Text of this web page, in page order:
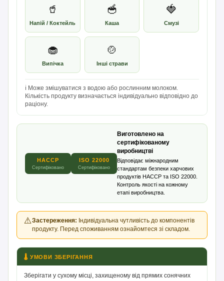
🥤
Напій / Коктейль
🥣
Каша
🍓
Смузі
🧁
Випічка
🍲
Інші страви
ℹ️ Може змішуватися з водою або рослинним молоком.
Кількість продукту визначається індивідуально відповідно до
раціону.
HACCP
Сертифіковано
ISO 22000
Сертифіковано
Виготовлено на
сертифікованому
виробництві
Відповідає міжнародним
стандартам безпеки харчових
продуктів HACCP та ISO 22000.
Контроль якості на кожному
етапі виробництва.
⚠️Застереження: Індивідуальна чутливість до компонентів
продукту. Перед споживанням ознайомтеся зі складом.
🌡 УМОВИ ЗБЕРІГАННЯ
Зберігати у сухому місці, захищеному від прямих сонячних